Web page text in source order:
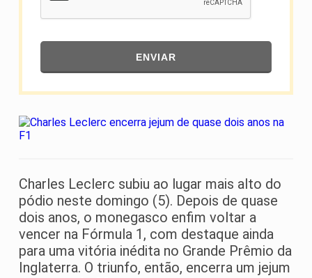
ENVIAR
Charles Leclerc subiu ao lugar mais alto do
pódio neste domingo (5). Depois de quase
dois anos, o monegasco enfim voltar a
vencer na Fórmula 1, com destaque ainda
para uma vitória inédita no Grande Prêmio da
Inglaterra. O triunfo, então, encerra um jejum